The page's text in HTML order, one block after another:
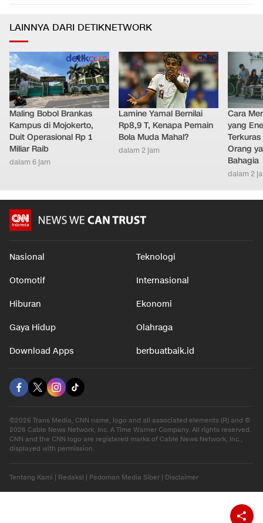
LAINNYA DARI DETIKNETWORK
Maling Bobol Brankas
Kampus di Mojokerto,
Duit Operasional Rp 1
Miliar Raib
dalam 6 jam
Lamine Yamal Bernilai
Rp8,9 T, Kenapa Pemain
Bola Muda Mahal?
dalam 2 jam
Cara
yang
Orang
Bahagia
dalam 2
Nasional Teknologi
Otomotif Internasional
Hiburan Ekonomi
Gaya Hidup Olahraga
Download Apps berbuatbaik.id
©2026 Trans Media, CNN name, logo and all associated elements (R) and ©
2026 Cable News Network, Inc. A Time Warner Company. All rights reserved.
CNN and the CNN logo are registered marks of Cable News Network, Inc.,
displayed with permission.
Tentang Kami | Redaksi | Pedoman Media Siber | Disclaimer